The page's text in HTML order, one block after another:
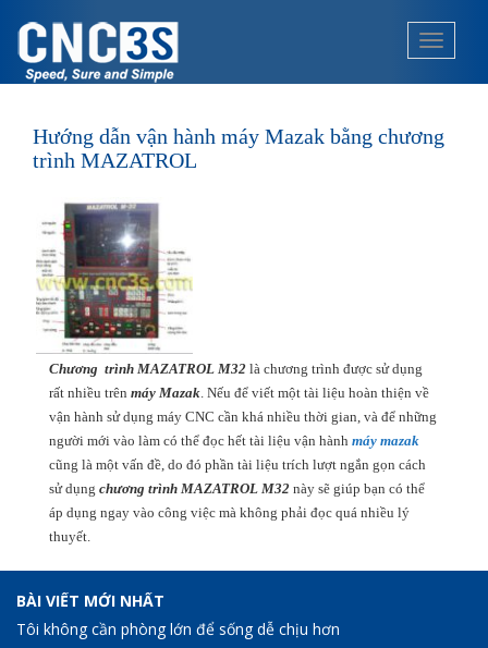
p
Hướng dẫn vận hành máy Mazak bằng chương
trình MAZATROL
Chương trình MAZATROL M32 là chương trình được sử dụng
rất nhiều trên máy Mazak . Nếu để viết một tài liệu hoàn thiện về
vận hành sử dụng máy CNC cần khá nhiều thời gian, và để những
người mới vào làm có thể đọc hết tài liệu vận hành máy mazak
cũng là một vấn đề, do đó phần tài liệu trích lượt ngắn gọn cách
sử dụng chương trình MAZATROL M32 này sẽ giúp bạn có thể
áp dụng ngay vào công việc mà không phải đọc quá nhiều lý
thuyết.
BÀI VIẾT MỚI NHẤT
Tôi không cần phòng lớn để sống dễ chịu hơn